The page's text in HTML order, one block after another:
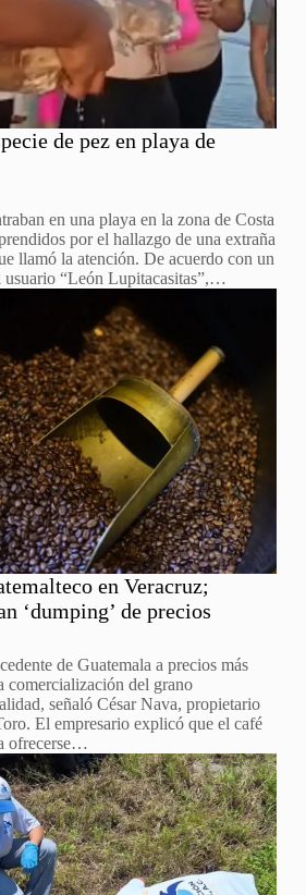
de pez en playa de
en una playa en la zona de Costa
por el hallazgo de una extraña
llamó la atención. De acuerdo con un
“León Lupitacasitas”,…
en Veracruz;
‘dumping’ de precios
de Guatemala a precios más
comercialización del grano
señaló César Nava, propietario
El empresario explicó que el café
ofrecerse…